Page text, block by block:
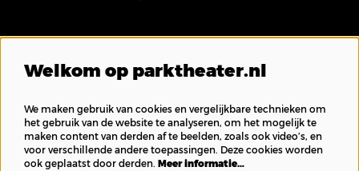
Inschrijven nieuwsbrief
Welkom op parktheater.nl
We maken gebruik van cookies en vergelijkbare technieken om
het gebruik van de website te analyseren, om het mogelijk te
maken content van derden af te beelden, zoals ook video’s, en
voor verschillende andere toepassingen. Deze cookies worden
ook geplaatst door derden. Meer informatie…